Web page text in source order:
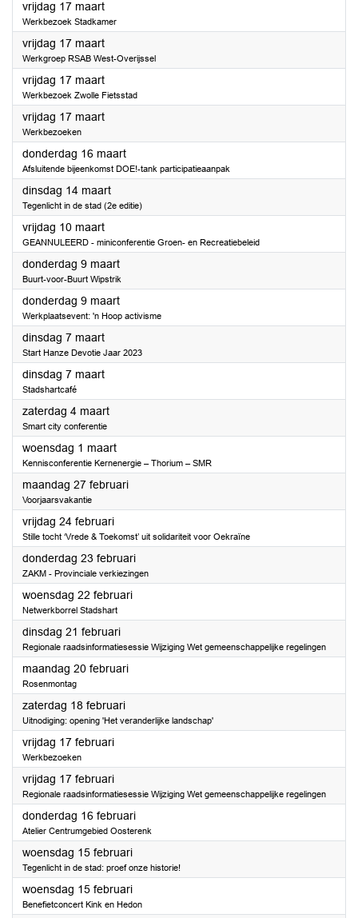
vrijdag 17 maart2023
Werkbezoek Stadkamer
vrijdag 17 maart2023
Werkgroep RSAB West-Overijssel
vrijdag 17 maart2023
Werkbezoek Zwolle Fietsstad
vrijdag 17 maart2023
Werkbezoeken
donderdag 16 maart2023
Afsluitende bijeenkomst DOE!-tank participatieaanpak
dinsdag 14 maart2023
Tegenlicht in de stad (2e editie)
vrijdag 10 maart2023
GEANNULEERD - miniconferentie Groen- en Recreatiebeleid
donderdag 9 maart2023
Buurt-voor-Buurt Wipstrik
donderdag 9 maart2023
Werkplaatsevent: 'n Hoop activisme
dinsdag 7 maart2023
Start Hanze Devotie Jaar 2023
dinsdag 7 maart2023
Stadshartcafé
zaterdag 4 maart2023
Smart city conferentie
woensdag 1 maart2023
Kennisconferentie Kernenergie – Thorium – SMR
maandag 27 februari2023
Voorjaarsvakantie
vrijdag 24 februari2023
Stille tocht ‘Vrede & Toekomst’ uit solidariteit voor Oekraïne
donderdag 23 februari2023
ZAKM - Provinciale verkiezingen
woensdag 22 februari2023
Netwerkborrel Stadshart
dinsdag 21 februari2023
Regionale raadsinformatiesessie Wijziging Wet gemeenschappelijke regelingen
maandag 20 februari2023
Rosenmontag
zaterdag 18 februari2023
Uitnodiging: opening 'Het veranderlijke landschap'
vrijdag 17 februari2023
Werkbezoeken
vrijdag 17 februari2023
Regionale raadsinformatiesessie Wijziging Wet gemeenschappelijke regelingen
donderdag 16 februari2023
Atelier Centrumgebied Oosterenk
woensdag 15 februari2023
Tegenlicht in de stad: proef onze historie!
woensdag 15 februari2023
Benefietconcert Kink en Hedon